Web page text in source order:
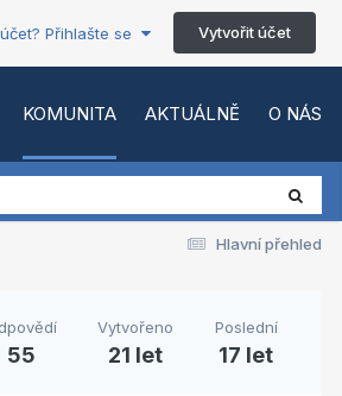
Přihlašte se Vytvořit účet
KOMUNITA AKTUÁLNĚ O NÁS
Hlavní přehled
55
Vytvořeno
21 let
Poslední
17 let